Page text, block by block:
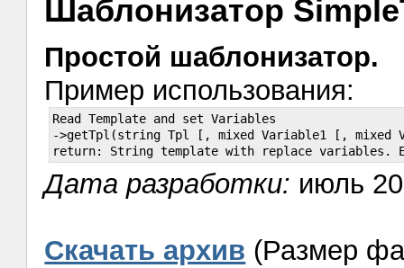
Шаблонизатор
Простой шаблонизатор.
Пример использования:
Read Template and set Variables
->getTpl(string Tpl [, mixed Variable1 [,
Дата разработки: июль
Скачать архив (Размер